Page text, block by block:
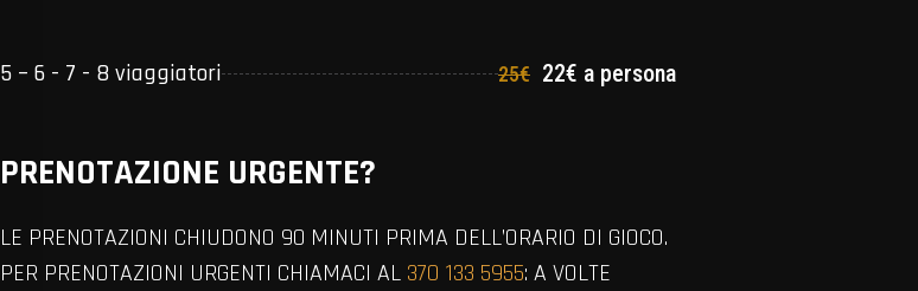
5 – 6 - 7 - 8 viaggiatori 25€ 22€ a persona
PRENOTAZIONE URGENTE?
LE PRENOTAZIONI CHIUDONO 90 MINUTI PRIMA DELL’ORARIO DI GIOCO.
PER PRENOTAZIONI URGENTI CHIAMACI AL 370 133 5955: A VOLTE